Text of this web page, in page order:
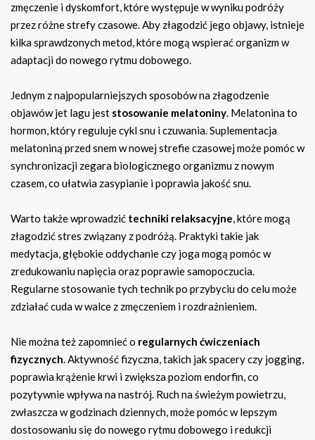
zmęczenie i dyskomfort, które występuje w wyniku podróży
przez różne strefy czasowe. Aby złagodzić jego objawy, istnieje
kilka sprawdzonych metod, które mogą wspierać organizm w
adaptacji do nowego rytmu dobowego.
Jednym z najpopularniejszych sposobów na złagodzenie
objawów jet lagu jest stosowanie melatoniny. Melatonina to
hormon, który reguluje cykl snu i czuwania. Suplementacja
melatoniną przed snem w nowej strefie czasowej może pomóc w
synchronizacji zegara biologicznego organizmu z nowym
czasem, co ułatwia zasypianie i poprawia jakość snu.
Warto także wprowadzić techniki relaksacyjne, które mogą
złagodzić stres związany z podróżą. Praktyki takie jak
medytacja, głębokie oddychanie czy joga mogą pomóc w
zredukowaniu napięcia oraz poprawie samopoczucia.
Regularne stosowanie tych technik po przybyciu do celu może
zdziałać cuda w walce z zmęczeniem i rozdrażnieniem.
Nie można też zapomnieć o regularnych ćwiczeniach
fizycznych. Aktywność fizyczna, takich jak spacery czy jogging,
poprawia krążenie krwi i zwiększa poziom endorfin, co
pozytywnie wpływa na nastrój. Ruch na świeżym powietrzu,
zwłaszcza w godzinach dziennych, może pomóc w lepszym
dostosowaniu się do nowego rytmu dobowego i redukcji